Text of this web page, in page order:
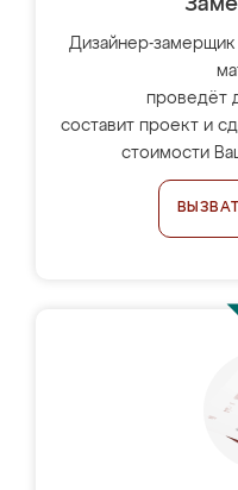
Дизайнер-
проведёт
составит проект и
стоимости